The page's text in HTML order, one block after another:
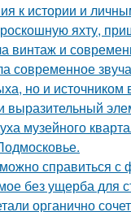
к истории и
яхту,
винтаж и
современное
но и источником
выразительный
музейного
справиться с
без ущерба для
органично